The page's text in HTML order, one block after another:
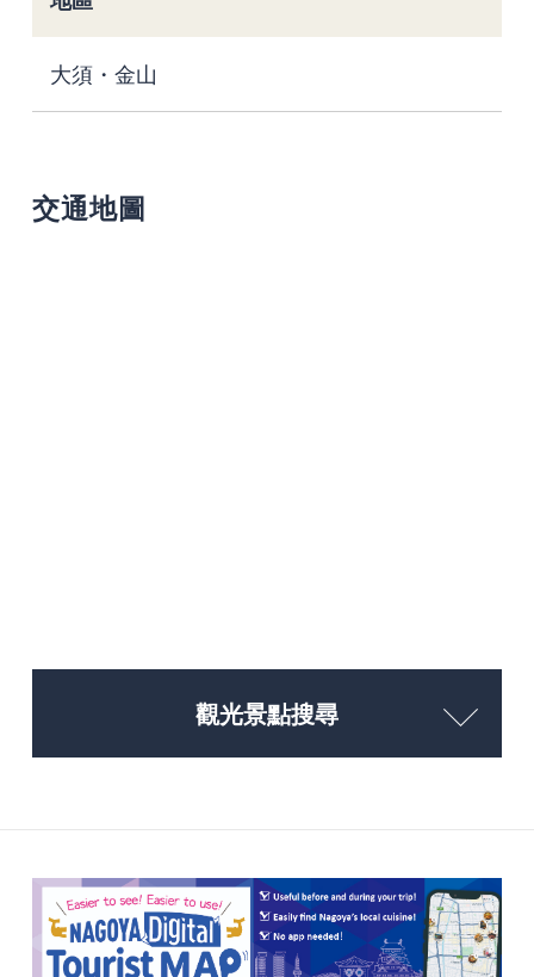
大須・金山
交通地圖
觀光景點搜尋